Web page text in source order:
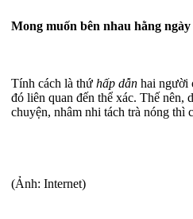
Mong muốn bên nhau hằng
Tính cách là thứ hấp dẫn hai người
đó liên quan đến thể xác. Thế nên,
chuyện, nhâm nhi tách trà nóng thì
(Ảnh: Internet)